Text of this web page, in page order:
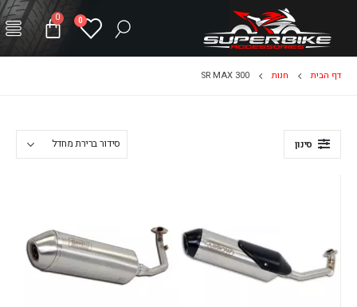
0
0
דף הבית חנות SR MAX 300
סינון